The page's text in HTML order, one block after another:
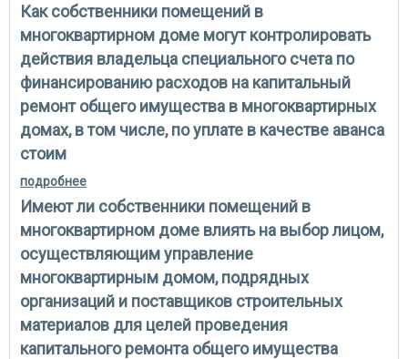
препятствий лицу, осуществляющему управление
таким домом, и привлеченным им подрядным
организациями выполнить услуги и работы по
капитальному ремонту общего
Как собственники помещений в
многоквартирном доме могут контролировать
действия владельца специального счета по
финансированию расходов на капитальный
ремонт общего имущества в многоквартирных
домах, в том числе, по уплате в качестве аванса
стоим
подробнее
доме могут контролировать действия владельца
специального счета по финансированию расходов
на капитальный ремонт общего имущества в
многоквартирных домах, в том числе, по уплате в
качестве аванса стоим
Имеют ли собственники помещений в
многоквартирном доме влиять на выбор лицом,
осуществляющим управление
многоквартирным домом, подрядных
организаций и поставщиков строительных
материалов для целей проведения
капитального ремонта общего имущества